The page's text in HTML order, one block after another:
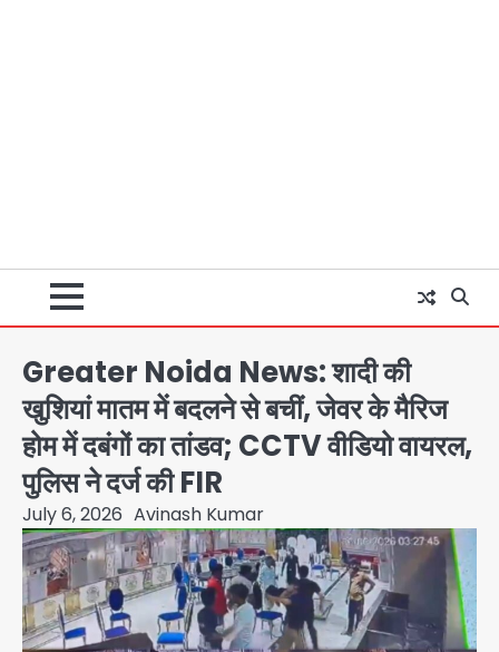
Greater Noida News: शादी की
खुशियां मातम में बदलने से बचीं, जेवर के मैरिज
होम में दबंगों का तांडव; CCTV वीडियो वायरल,
पुलिस ने दर्ज की FIR
July 6, 2026 Avinash Kumar